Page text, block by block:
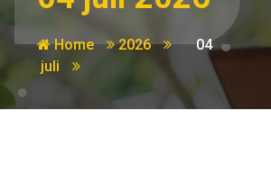
Home
2026
juli
04